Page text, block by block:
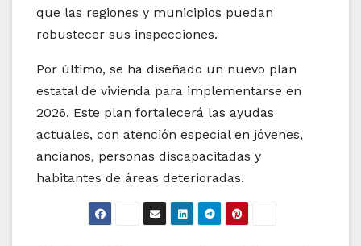
que las regiones y municipios puedan
robustecer sus inspecciones.
Por último, se ha diseñado un nuevo plan
estatal de vivienda para implementarse en
2026. Este plan fortalecerá las ayudas
actuales, con atención especial en jóvenes,
ancianos, personas discapacitadas y
habitantes de áreas deterioradas.